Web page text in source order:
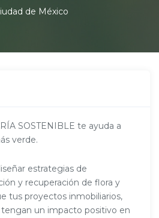
de México
SOSTENIBLE te ayuda a
verde.
estrategias de
y recuperación de flora y
tus proyectos inmobiliarios,
un impacto positivo en